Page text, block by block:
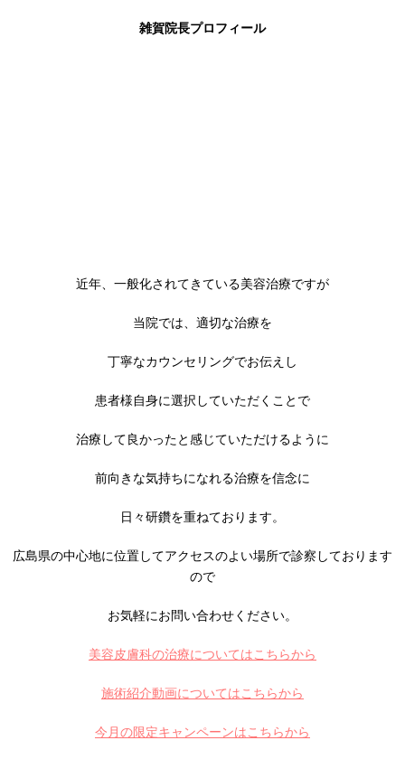
雑賀院長プロフィール
近年、一般化されてきている美容治療ですが
当院では、適切な治療を
丁寧なカウンセリングでお伝えし
患者様自身に選択していただくことで
治療して良かったと感じていただけるように
前向きな気持ちになれる治療を信念に
日々研鑽を重ねております。
広島県の中心地に位置してアクセスのよい場所で診察しております
ので
お気軽にお問い合わせください。
美容皮膚科の治療についてはこちらから
施術紹介動画についてはこちらから
今月の限定キャンペーンはこちらから